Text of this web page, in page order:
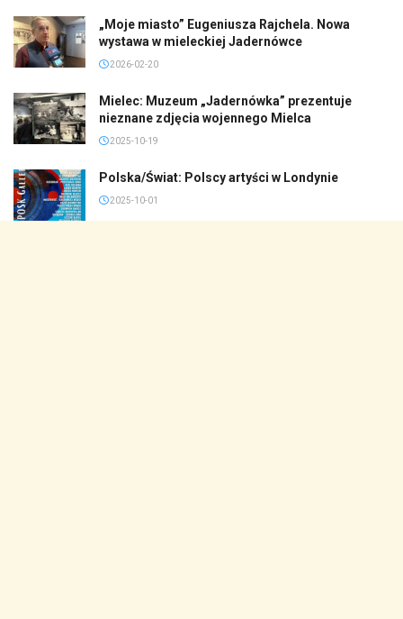
„Moje miasto” Eugeniusza Rajchela. Nowa
wystawa w mieleckiej Jadernówce
2026-02-20
Mielec: Muzeum „Jadernówka” prezentuje
nieznane zdjęcia wojennego Mielca
2025-10-19
Polska/Świat: Polscy artyści w Londynie
2025-10-01